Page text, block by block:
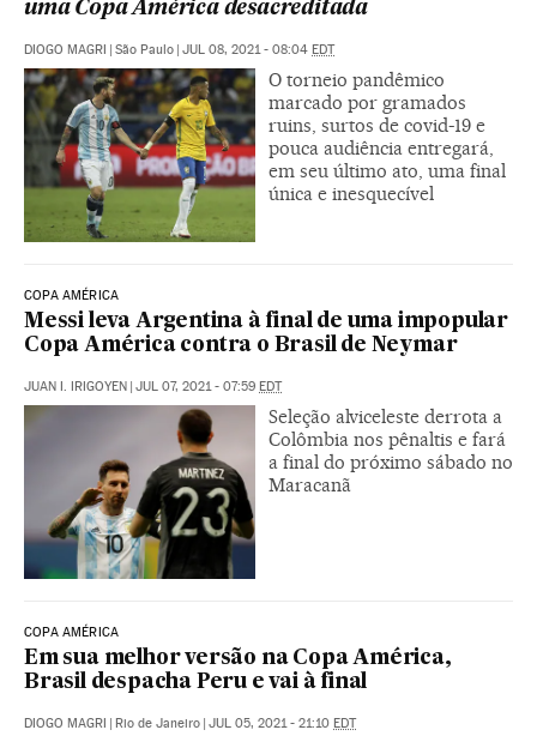
uma Copa América desacreditada
DIOGO MAGRI | São Paulo | JUL 08, 2021 - 08:04 EDT
O torneio pandêmico
marcado por gramados
ruins, surtos de covid-19 e
pouca audiência entregará,
em seu último ato, uma final
única e inesquecível
COPA AMÉRICA
Messi leva Argentina à final de uma impopular
Copa América contra o Brasil de Neymar
JUAN I. IRIGOYEN | JUL 07, 2021 - 07:59 EDT
Seleção alviceleste derrota a
Colômbia nos pênaltis e fará
a final do próximo sábado no
Maracanã
COPA AMÉRICA
Em sua melhor versão na Copa América,
Brasil despacha Peru e vai à final
DIOGO MAGRI | Rio de Janeiro | JUL 05, 2021 - 21:10 EDT